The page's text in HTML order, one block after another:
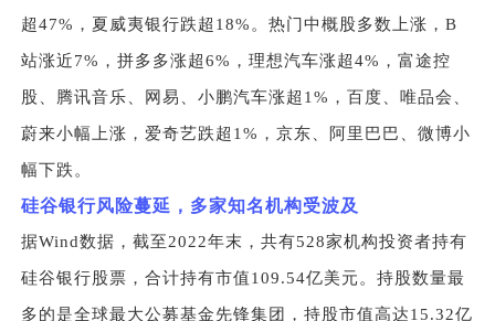
超47%，夏威夷银行跌超18%。热门中概股多数上涨，B
站涨近7%，拼多多涨超6%，理想汽车涨超4%，富途控
股、腾讯音乐、网易、小鹏汽车涨超1%，百度、唯品会、
蔚来小幅上涨，爱奇艺跌超1%，京东、阿里巴巴、微博小
幅下跌。
硅谷银行风险蔓延，多家知名机构受波及
据Wind数据，截至2022年末，共有528家机构投资者持有
硅谷银行股票，合计持有市值109.54亿美元。持股数量最
多的是全球最大公募基金先锋集团，持股市值高达15.32亿